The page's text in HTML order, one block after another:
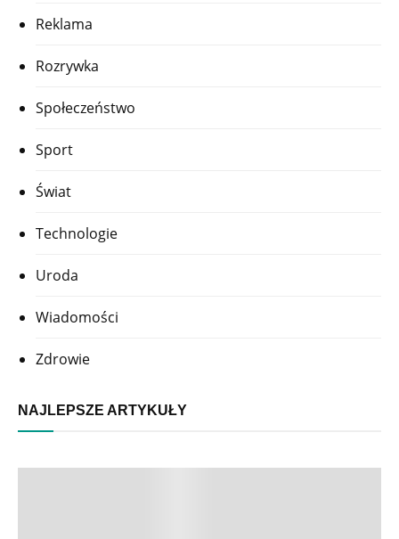
Reklama
Rozrywka
Społeczeństwo
Sport
Świat
Technologie
Uroda
Wiadomości
Zdrowie
NAJLEPSZE ARTYKUŁY